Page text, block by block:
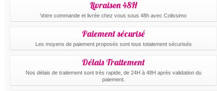
Livraison 48H
Votre commande et livrée chez vous sous 48h avec Colissimo
Paiement sécurisé
Les moyens de paiement proposés sont tous totalement sécurisés
Délais Traitement
Nos délais de traitement sont très rapide, de 24H à 48H après validation du
paiement.